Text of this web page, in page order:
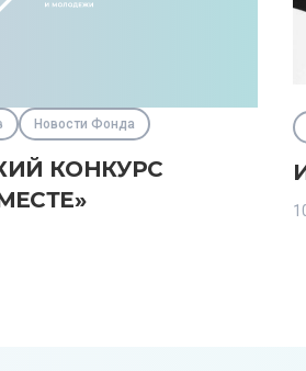
Новости Фонда
КОНКУРС